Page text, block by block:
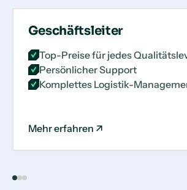
Geschäftsleiter
Top-Preise für jedes
Persönlicher Support
Komplettes Logistik-
Mehr erfahren